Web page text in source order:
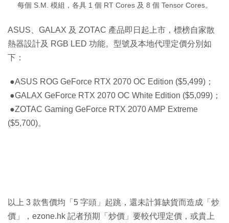
每個 S.M. 模組，各具 1 個 RT Cores 及 8 個 Tensor Cores。
ASUS、GALAX 及 ZOTAC 產品即日起上市，標榜自家散
熱器設計及 RGB LED 功能。型號及本地代理定價分別如
下：
●ASUS ROG GeForce RTX 2070 OC Edition ($5,499)；
●GALAX GeForce RTX 2070 OC White Edition ($5,099)；
●ZOTAC Gaming GeForce RTX 2070 AMP Extreme
($5,700)。
以上 3 款售價均「5 字頭」起跳，還未計算缺貨而造成「炒
價」，ezone.hk 記者預期「炒價」要較代理定價，或貴上